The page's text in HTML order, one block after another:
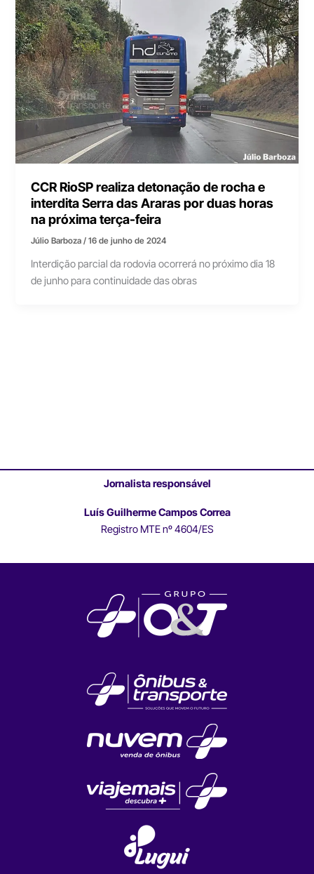
CCR RioSP realiza detonação de rocha e
interdita Serra das Araras por duas horas
na próxima terça-feira
Júlio Barboza/16 de junho de 2024
Interdição parcial da rodovia ocorrerá no próximo dia 18
de junho para continuidade das obras
Jornalista responsável
Luís Guilherme Campos Correa
Registro MTE nº 4604/ES